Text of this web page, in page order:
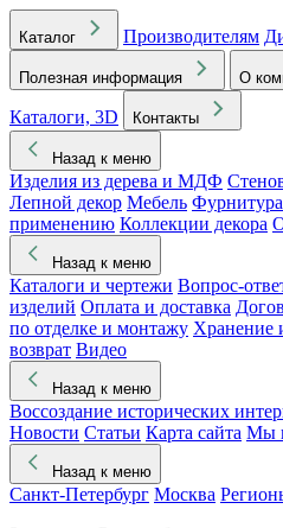
Каталог Производителям
Полезная информация О
Каталоги, 3D
Контакты
Назад к меню
Изделия из дерева и МДФ
Лепной декор Мебель
применению Коллекции декора
Назад к меню
Каталоги и чертежи Вопрос-
изделий Оплата и доставка
по отделке и монтажу Хранение
возврат Видео
Назад к меню
Воссоздание исторических
Новости Статьи Карта сайта Мы
Назад к меню
Санкт-Петербург Москва